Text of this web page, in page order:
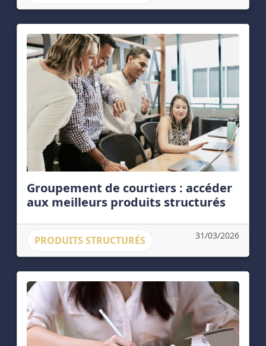
Groupement de courtiers : accéder
aux meilleurs produits structurés
PRODUITS STRUCTURÉS 31/03/2026